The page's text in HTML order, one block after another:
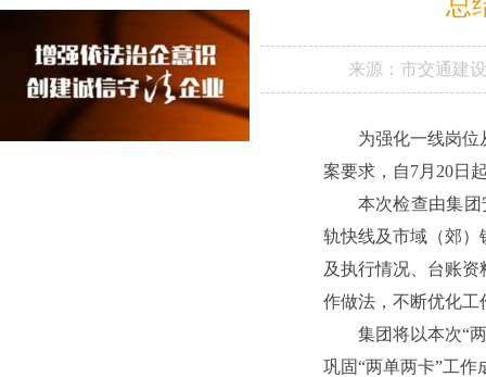
来源： 市交通建
为强化一线岗位
案要求，自7月20日
本次检查由集
轨快线及市域（郊）
及执行情况、台账
作做法，不断优化工
集团将以本次“
巩固“两单两卡”工